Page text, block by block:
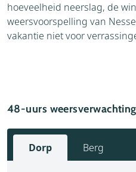
hoeveelheid neerslag, de
weersvoorspelling van
vakantie niet voor
48-uurs
Dorp Berg